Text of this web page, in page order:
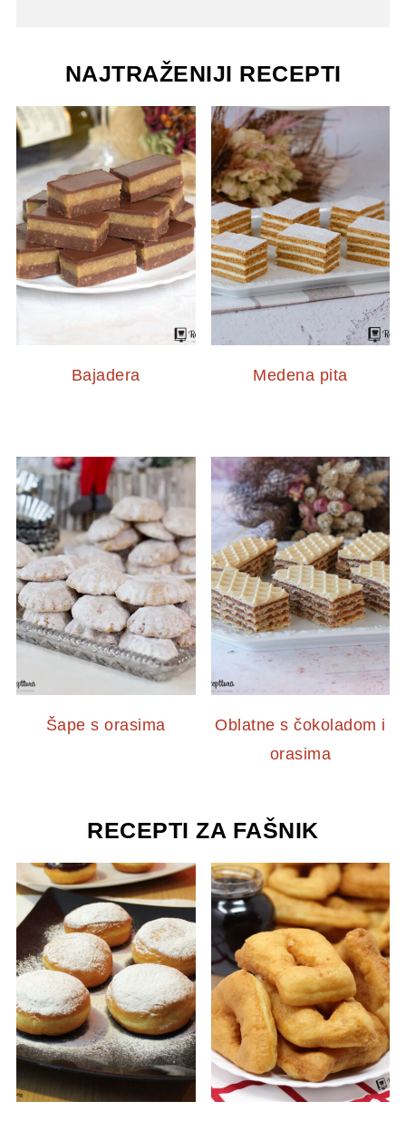
NAJTRAŽENIJI RECEPTI
Bajadera Medena pita
Šape s orasima
Oblatne s čokoladom i
orasima
RECEPTI ZA FAŠNIK